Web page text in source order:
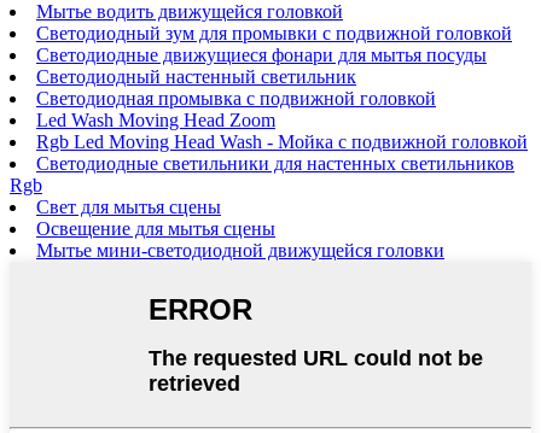
Мытье водить движущейся головкой
Светодиодный зум для промывки с подвижной головкой
Светодиодные движущиеся фонари для мытья посуды
Светодиодный настенный светильник
Светодиодная промывка с подвижной головкой
Led Wash Moving Head Zoom
Rgb Led Moving Head Wash - Мойка с подвижной головкой
Светодиодные светильники для настенных светильников
Rgb
Свет для мытья сцены
Освещение для мытья сцены
Мытье мини-светодиодной движущейся головки